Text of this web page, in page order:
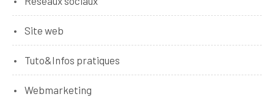
Site web
Tuto&Infos pratiques
Webmarketing